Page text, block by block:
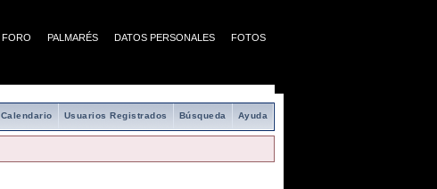
FORO PALMARÉS DATOS PERSONALES FOTOS
Ayuda
Búsqueda
Usuarios Registrados
Calendario